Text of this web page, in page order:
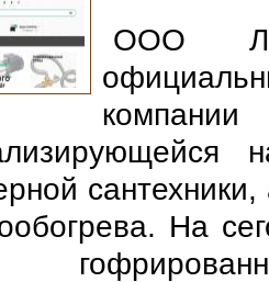
ООО
На